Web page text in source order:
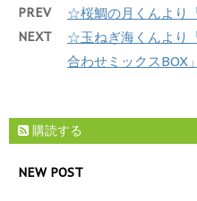
PREV ☆桜鯛の月くんより
NEXT
☆玉ねぎ海くんより
合わせミックスBOX
購読する
NEW POST